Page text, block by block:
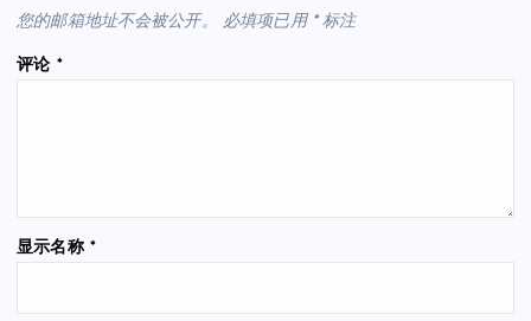
您的邮箱地址不会被公开。 必填项已用 *标注
评论 *
显示名称 *